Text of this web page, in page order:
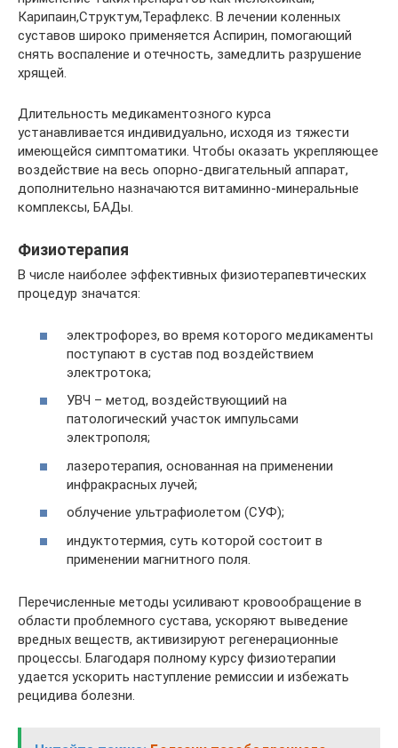
Карипаин,Структум,Терафлекс. В лечении коленных
суставов широко применяется Аспирин, помогающий
снять воспаление и отечность, замедлить разрушение
хрящей.
Длительность медикаментозного курса
устанавливается индивидуально, исходя из тяжести
имеющейся симптоматики. Чтобы оказать укрепляющее
воздействие на весь опорно-двигательный аппарат,
дополнительно назначаются витаминно-минеральные
комплексы, БАДы.
Физиотерапия
В числе наиболее эффективных физиотерапевтических
процедур значатся:
электрофорез, во время которого медикаменты
поступают в сустав под воздействием
электротока;
УВЧ – метод, воздействующиий на
патологический участок импульсами
электрополя;
лазеротерапия, основанная на применении
инфракрасных лучей;
облучение ультрафиолетом (СУФ);
индуктотермия, суть которой состоит в
применении магнитного поля.
Перечисленные методы усиливают кровообращение в
области проблемного сустава, ускоряют выведение
вредных веществ, активизируют регенерационные
процессы. Благодаря полному курсу физиотерапии
удается ускорить наступление ремиссии и избежать
рецидива болезни.